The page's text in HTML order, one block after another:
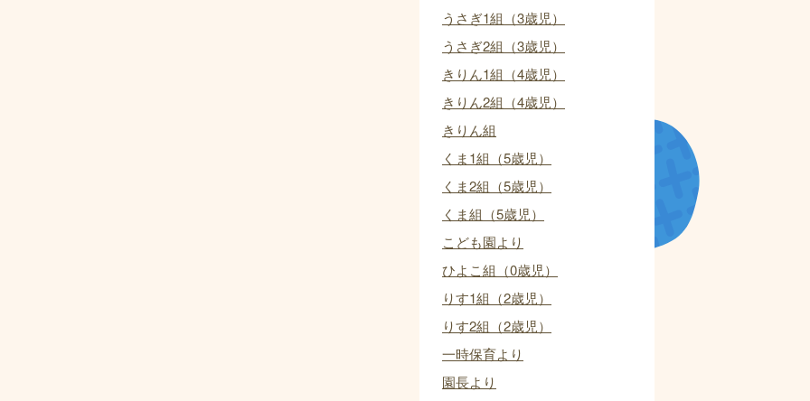
うさぎ1組（3歳児）
うさぎ2組（3歳児）
きりん1組（4歳児）
きりん2組（4歳児）
きりん組
くま1組（5歳児）
くま2組（5歳児）
くま組（5歳児）
こども園より
ひよこ組（0歳児）
りす1組（2歳児）
りす2組（2歳児）
一時保育より
園長より